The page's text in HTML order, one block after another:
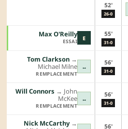
52'
26-0
E
Max O'Reilly
ESSAI
55'
31-0
↔
Tom Clarkson →︎
Michael Milne
REMPLACEMENT
56'
31-0
↔
Will Connors →︎ John
McKee
REMPLACEMENT
56'
31-0
Nick McCarthy→︎
56'